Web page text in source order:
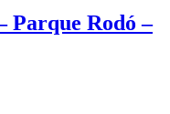
Parque Rodó –